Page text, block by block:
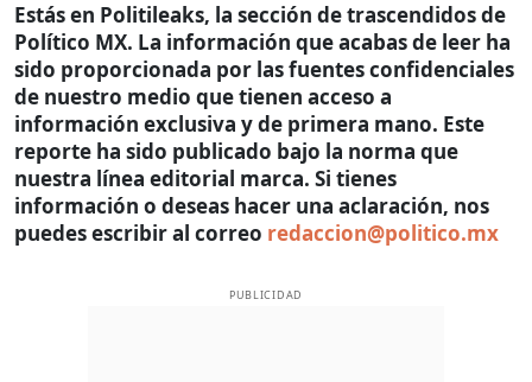
Estás en Politileaks, la sección de trascendidos de
Político MX. La información que acabas de leer ha
sido proporcionada por las fuentes confidenciales
de nuestro medio que tienen acceso a
información exclusiva y de primera mano. Este
reporte ha sido publicado bajo la norma que
nuestra línea editorial marca. Si tienes
información o deseas hacer una aclaración, nos
puedes escribir al correo redaccion@politico.mx
PUBLICIDAD